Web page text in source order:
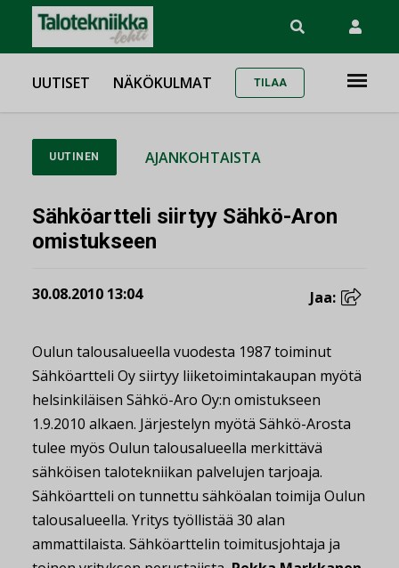
UUTISET NÄKÖKULMAT TILAA
UUTINEN AJANKOHTAISTA
Sähköartteli siirtyy Sähkö-Aron
omistukseen
30.08.2010 13:04 Jaa:
Oulun talousalueella vuodesta 1987 toiminut
Sähköartteli Oy siirtyy liiketoimintakaupan myötä
helsinkiläisen Sähkö-Aro Oy:n omistukseen
1.9.2010 alkaen. Järjestelyn myötä Sähkö-Arosta
tulee myös Oulun talousalueella merkittävä
sähköisen talotekniikan palvelujen tarjoaja.
Sähköartteli on tunnettu sähköalan toimija Oulun
talousalueella. Yritys työllistää 30 alan
ammattilaista. Sähköarttelin toimitusjohtaja ja